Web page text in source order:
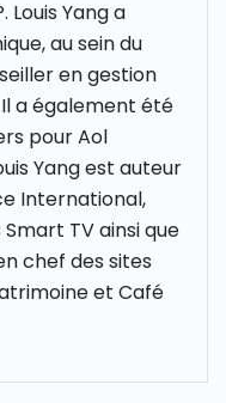
. Louis Yang a
au sein du
en gestion
a également été
pour Aol
Yang est auteur
International,
Smart TV ainsi que
chef des sites
et Café